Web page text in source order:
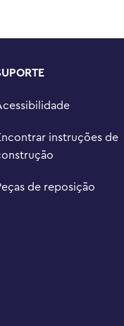
para casa ou
uma figura do
instruções de
de reposição